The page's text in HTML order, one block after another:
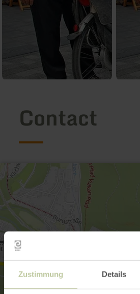
Zustimmung Details
Contact